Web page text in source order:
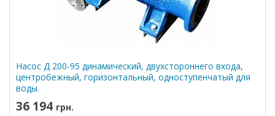
Насос Д 200-95 динамический, двухстороннего входа,
центробежный, горизонтальный, одноступенчатый для
воды.
36 194 грн.